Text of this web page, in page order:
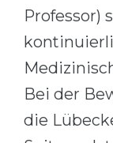
Professor)
Bei der
die